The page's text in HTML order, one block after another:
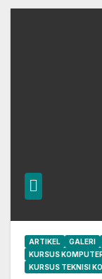
ARTIKEL GALERI
KURSUS
KURSUS TEKNISI